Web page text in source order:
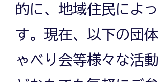
的に、地域住民によ
す。現在、以下の団
ゃべり会等様々な活